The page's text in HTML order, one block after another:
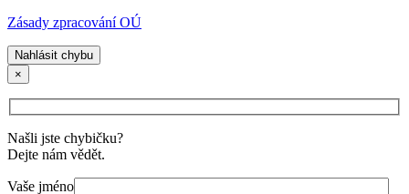
Zásady zpracování OÚ
Nahlásit chybu
×
Našli jste chybičku?
Dejte nám vědět.
Vaše jméno